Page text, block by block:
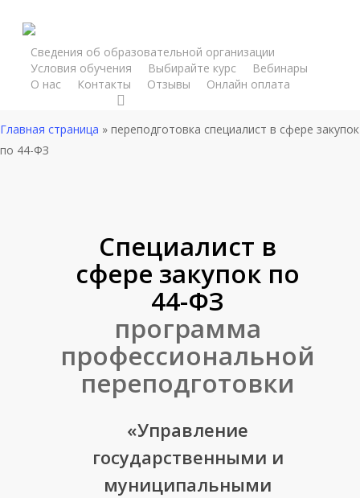
content
Сведения об образовательной организации
Условия обучения
Выбирайте курс
Вебинары
О нас
Контакты Отзывы
Онлайн оплата
telegram
Главная страница » переподготовка специалист в сфере закупок
по 44-ФЗ
Специалист в
сфере закупок по
44-ФЗ
программа
профессиональной
переподготовки
«Управление
государственными и
муниципальными